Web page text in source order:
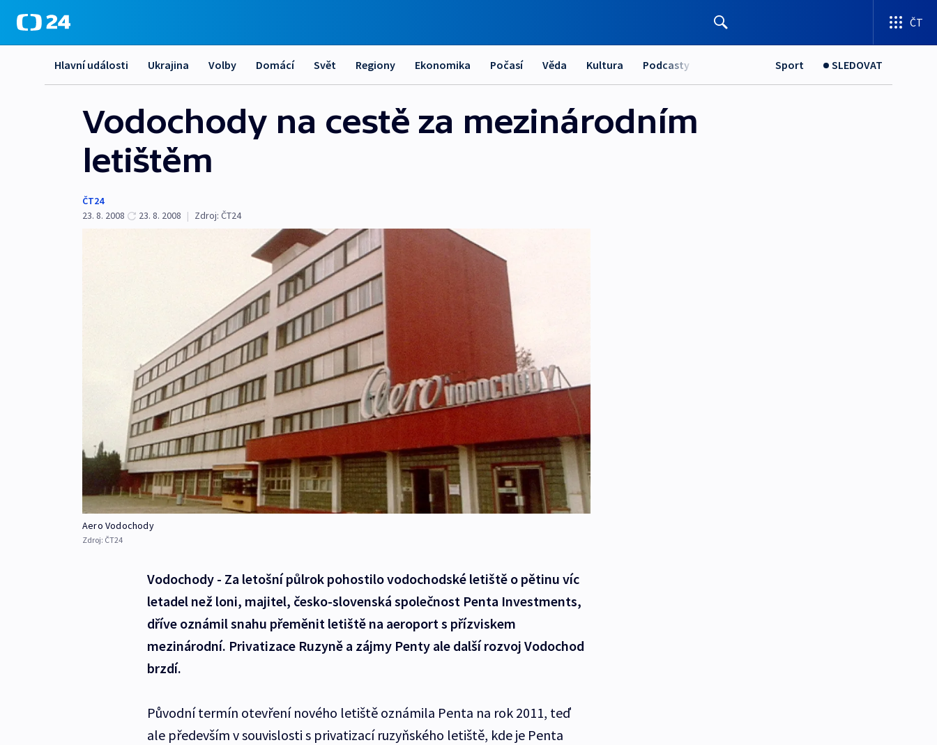
ČT
Hlavní události Ukrajina Volby Domácí Svět Regiony Ekonomika Počasí Věda Kultura Podcasty Sport SLEDOVAT
Vodochody na cestě za mezinárodním
letištěm
ČT24
23. 8. 2008
23. 8. 2008 | Zdroj: ČT24
Aero Vodochody
Zdroj: ČT24
Vodochody - Za letošní půlrok pohostilo vodochodské letiště o pětinu víc
letadel než loni, majitel, česko-slovenská společnost Penta Investments,
dříve oznámil snahu přeměnit letiště na aeroport s přízviskem
mezinárodní. Privatizace Ruzyně a zájmy Penty ale další rozvoj Vodochod
brzdí.
Původní termín otevření nového letiště oznámila Penta na rok 2011, teď
ale především v souvislosti s privatizací ruzyňského letiště, kde je Penta